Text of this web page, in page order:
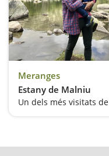
Meranges
Estany de Malniu